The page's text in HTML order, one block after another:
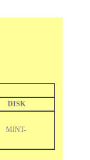
DISK
MINT-